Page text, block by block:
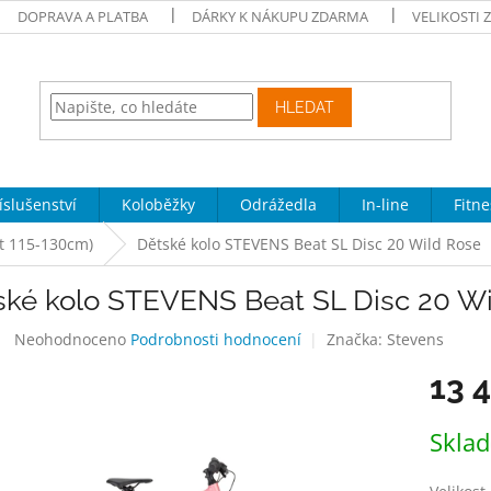
DOPRAVA A PLATBA DÁRKY K NÁKUPU ZDARMA VELIKOSTI
HLEDAT
Koloběžky Odrážedla In-line
115-130cm) Dětské kolo STEVENS Beat SL Disc 20 Wild Rose
kolo STEVENS Beat SL Disc 20
Průměrné
Neohodnoceno Podrobnosti hodnocení Značka: Stevens
13
cena: